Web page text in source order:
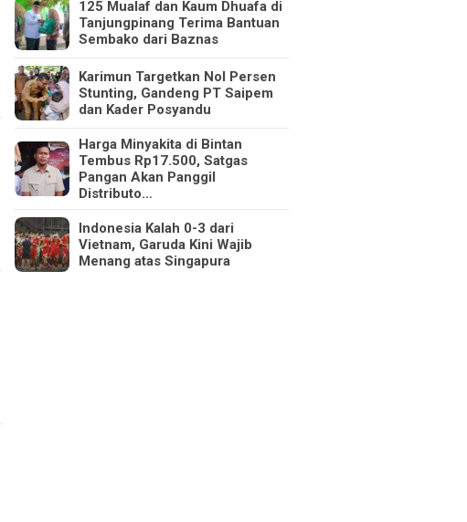
125 Mualaf dan Kaum Dhuafa di
Tanjungpinang Terima Bantuan
Sembako dari Baznas
Karimun Targetkan Nol Persen
Stunting, Gandeng PT Saipem
dan Kader Posyandu
Harga Minyakita di Bintan
Tembus Rp17.500, Satgas
Pangan Akan Panggil
Distributo…
Indonesia Kalah 0-3 dari
Vietnam, Garuda Kini Wajib
Menang atas Singapura